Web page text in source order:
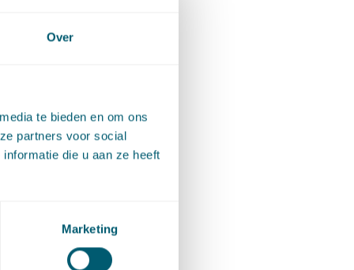
Over
te bieden en om ons
partners voor social
die u aan ze heeft
Marketing
dat
als